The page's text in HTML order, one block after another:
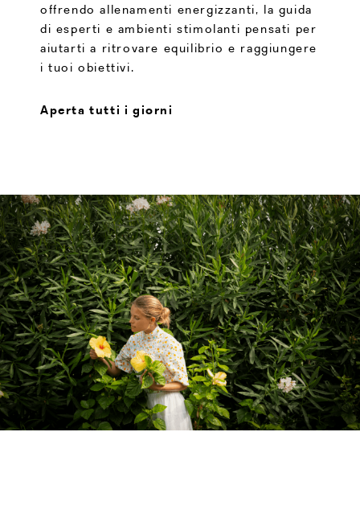
offrendo allenamenti energizzanti, la guida
di esperti e ambienti stimolanti pensati per
aiutarti a ritrovare equilibrio e raggiungere
i tuoi obiettivi.
Aperta tutti i giorni